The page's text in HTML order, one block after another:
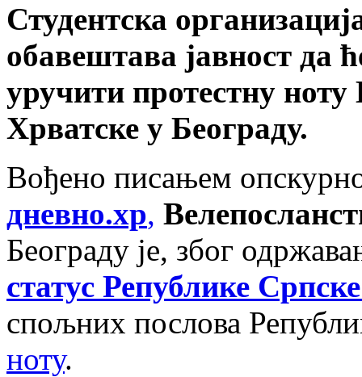
Студентска
обавештава јавност да
уручити протестну
Хрватске у Београду.
Вођено писањем
дневно.хр,
Београду је, због
статус Републике
спољних послова
ноту.